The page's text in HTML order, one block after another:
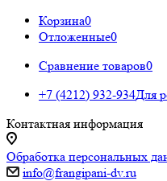
Корзина0
Отложенные0
Сравнение товаров0
+7 (4212) 932-934Для
Контактная информация
Обработка персональных
info@frangipani-dv.ru